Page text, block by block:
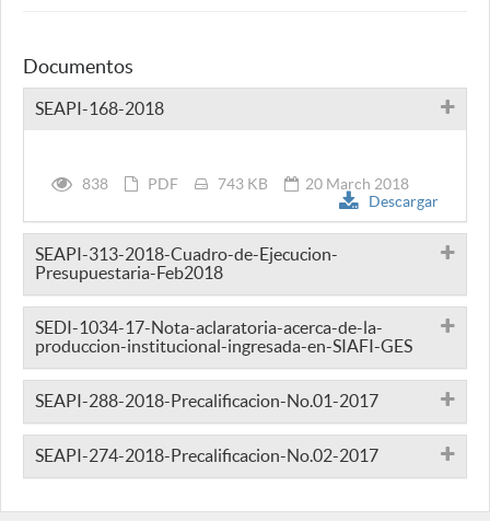
Documentos
SEAPI-168-2018
838 PDF 743 KB
20 March 2018
Descargar
SEAPI-313-2018-Cuadro-de-Ejecucion-
Presupuestaria-Feb2018
SEDI-1034-17-Nota-aclaratoria-acerca-de-la-
produccion-institucional-ingresada-en-SIAFI-GES
SEAPI-288-2018-Precalificacion-No.01-2017
SEAPI-274-2018-Precalificacion-No.02-2017